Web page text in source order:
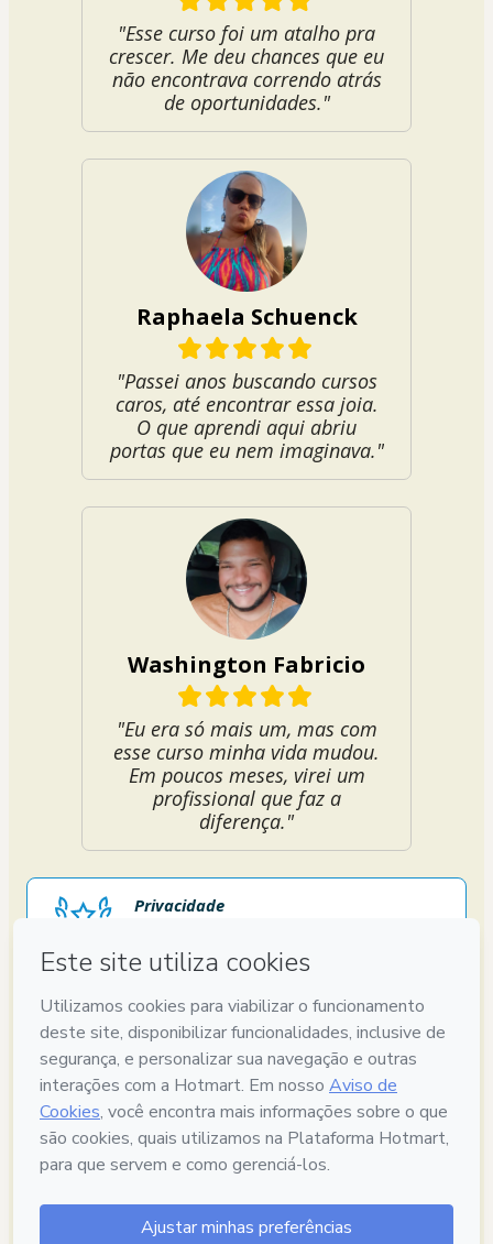
"Esse curso foi um atalho pra
crescer. Me deu chances que eu
não encontrava correndo atrás
de oportunidades."
Raphaela Schuenck
"Passei anos buscando cursos
caros, até encontrar essa joia.
O que aprendi aqui abriu
portas que eu nem imaginava."
Washington Fabricio
"Eu era só mais um, mas com
esse curso minha vida mudou.
Em poucos meses, virei um
profissional que faz a
diferença."
Privacidade
Compra segura
Ambiente seguro e autenticado
Entregue via E-mail
Acesso ao produto entregue por email
7